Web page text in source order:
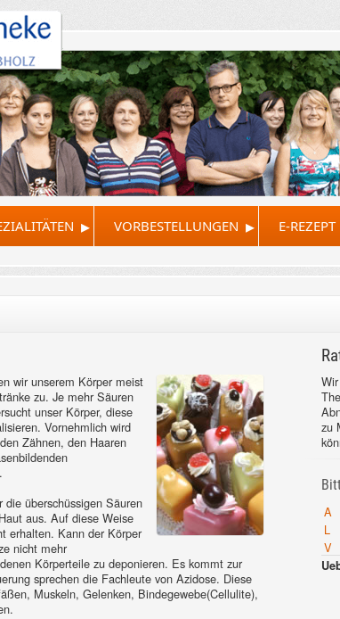
▸ VORBESTELLUNGEN ▸ E-REZEPT
zu
A
L
V
wir unserem Körper meist
zu. Je mehr Säuren
unser Körper, diese
Vornehmlich wird
Zähnen, den Haaren
die überschüssigen Säuren
aus. Auf diese Weise
erhalten. Kann der Körper
nicht mehr
Körperteile zu deponieren. Es kommt zur
sprechen die Fachleute von Azidose. Diese
Muskeln, Gelenken, Bindegewebe(Cellulite),